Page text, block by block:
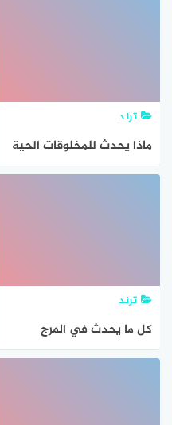
ترند
ماذا يحدث للمخلوقات الحية
اذا دمرت مواطنها
ترند
كل ما يحدث في المرج